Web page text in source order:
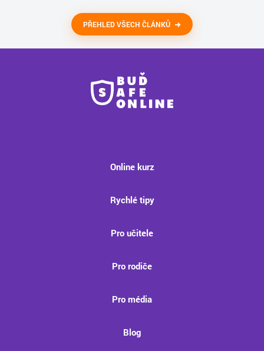
PŘEHLED VŠECH ČLÁNKŮ
Online kurz
Rychlé tipy
Pro učitele
Pro rodiče
Pro média
Blog